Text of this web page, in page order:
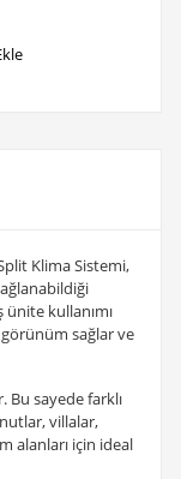
Klima Sistemi,
kullanımı
sağlar ve
Bu sayede farklı
villalar,
alanları için ideal